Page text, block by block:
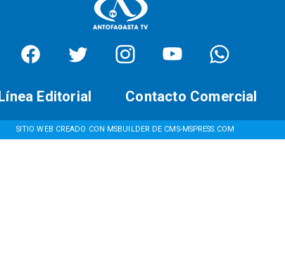
SITIO WEB CREADO CON MSBUILDER DE CMS-MSPRESS.COM
Contacto Comercial
Línea Editorial